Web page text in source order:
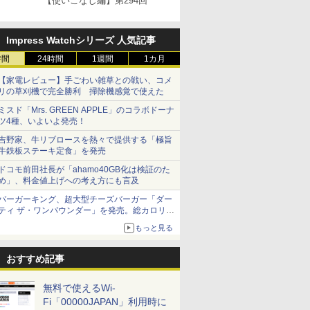
Impress Watchシリーズ 人気記事
24時間 1週間 1カ月
家電レビュー】手ごわい雑草との戦い、コメ
の草刈機で完全勝利 掃除機感覚で使えた
スド「Mrs. GREEN APPLE」のコラボドーナ
4種、いよいよ発売！
野家、牛リブロースを熱々で提供する「極旨
鉄板ステーキ定食」を発売
コモ前田社長が「ahamo40GB化は検証のた
」、料金値上げへの考え方にも言及
ーガーキング、超大型チーズバーガー「ダー
ィ ザ・ワンパウンダー」を発売。総カロリー
もっと見る
おすすめ記事
無料で使えるWi-
Fi「00000JAPAN」利用時に